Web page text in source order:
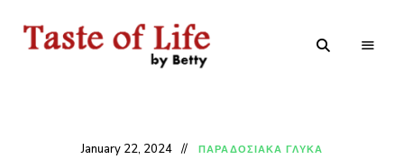
January 22, 2024 ΠΑΡΑΔΟΣΙΑΚΑ ΓΛΥΚΑ